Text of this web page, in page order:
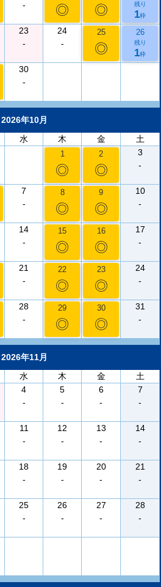
- ◎ ◎ 残り
1枠
23
-
24
-
25
◎
26
残り
1枠
30
-
2026年10月
水 木 金 土
1
◎
2
◎
3
-
7
-
8
◎
9
◎
10
-
14
-
15
◎
16
◎
17
-
21
-
22
◎
23
◎
24
-
28
-
29
◎
30
◎
31
-
2026年11月
水 木 金
土
4
-
5
-
6
-
7
-
11
-
12
-
13
-
14
-
18
-
19
-
20
-
21
-
25
-
26
-
27
-
28
-